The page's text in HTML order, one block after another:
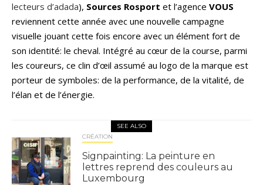
lecteurs d’adada), Sources Rosport et l’agence VOUS
reviennent cette année avec une nouvelle campagne
visuelle jouant cette fois encore avec un élément fort de
son identité: le cheval. Intégré au cœur de la course, parmi
les coureurs, ce clin d’œil assumé au logo de la marque est
porteur de symboles: de la performance, de la vitalité, de
l’élan et de l’énergie.
SEE ALSO
CRÉATION
Signpainting: La peinture en
lettres reprend des couleurs au
Luxembourg